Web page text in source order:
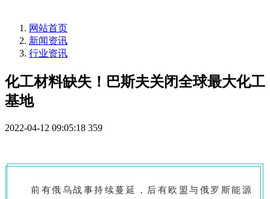
网站首页
新闻资讯
行业资讯
化工材料缺失！巴斯夫关闭全球最大化工
基地
2022-04-12 09:05:18 359
前有俄乌战事持续蔓延，后有欧盟与俄罗斯能源